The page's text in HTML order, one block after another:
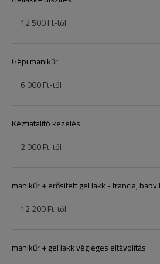
12 500 Ft-tól
Gépi manikűr
6 000 Ft-tól
Kézfiatalító kezelés
2 000 Ft-tól
manikűr + erősített gel lakk - francia,
12 200 Ft-tól
manikűr + gel lakk végleges eltávolítás